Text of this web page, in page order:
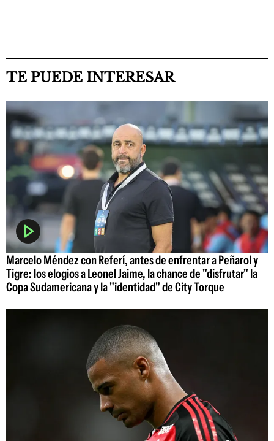
TE PUEDE INTERESAR
Marcelo Méndez con Referí, antes de enfrentar a Peñarol y
Tigre: los elogios a Leonel Jaime, la chance de "disfrutar" la
Copa Sudamericana y la "identidad" de City Torque